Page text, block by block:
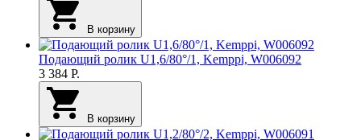
В корзину
Подающий ролик U1,6/80°/1, Kemppi, W006092
3 384 Р.
В корзину